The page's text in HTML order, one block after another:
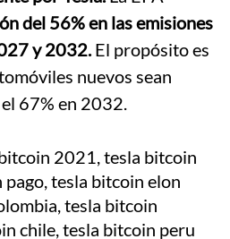
del 56% en las emisiones
y 2032. El propósito es
nuevos sean
67% en 2032.